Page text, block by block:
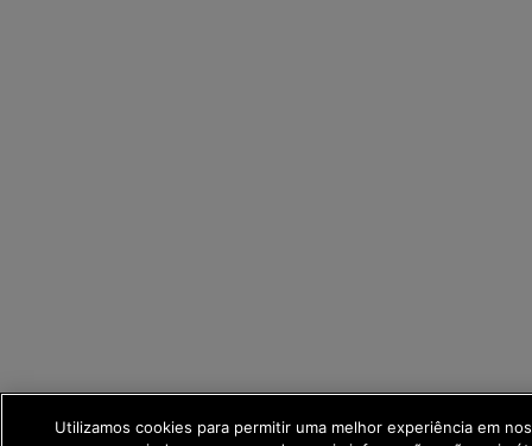
Utilizamos cookies para permitir uma melhor experiência em